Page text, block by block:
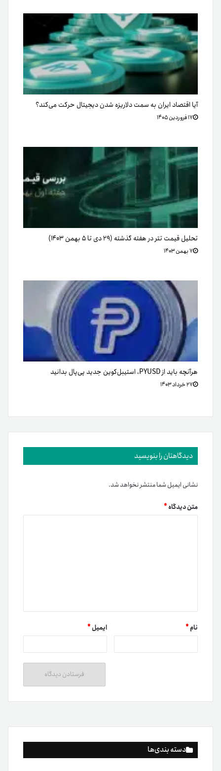
دسته بندی‌ها
آیا اقتصاد ایران به سمت دلاریزه شدن دیجیتال حرکت می‌کند؟
۱۷ فروردین ۱۴۰۵
تحلیل قیمت تتر در هفته گذشته (۲۹ دی تا ۵ بهمن ۱۴۰۳)
۷ بهمن ۱۴۰۳
هرآنچه باید از PYUSD، استیبل‌کوین جدید پی‌پال بدانید
۲۷ خرداد ۱۴۰۳
دیدگاهتان را بنویسید
نشانی ایمیل شما منتشر نخواهد شد.
متن دیدگاه*
نام* ایمیل*